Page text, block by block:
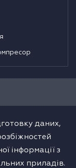
даних,
інформації з
приладів.